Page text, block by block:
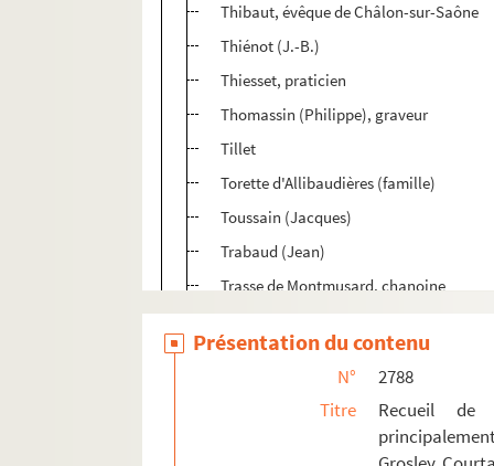
Thibaut, évêque de Châlon-sur-Saône
Thiénot (J.-B.)
Thiesset, praticien
Thomassin (Philippe), graveur
Tillet
Torette d'Allibaudières (famille)
Toussain (Jacques)
Trabaud (Jean)
Trasse de Montmusard, chanoine
Tronchin (Remy et Théodore)
Urbain IV
Ursins (Jean, Jacques et Guillaume
Vassan (Jean de)
Présentation du contenu
N°
2788
Titre
Recueil de